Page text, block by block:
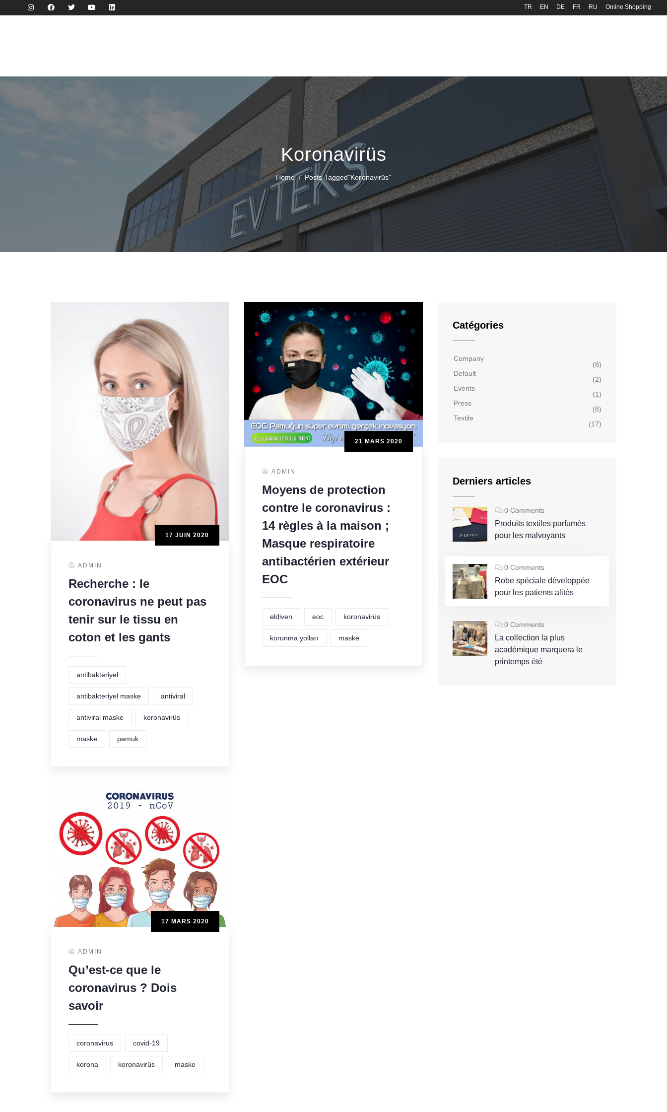
TR EN DE FR RU Online Shopping
Koronavirüs
Home Posts Tagged"koronavirüs"
17 JUIN 2020
ADMIN
Recherche : le
coronavirus ne peut pas
tenir sur le tissu en
coton et les gants
antibakteriyel
antibakteriyel maske antiviral
antiviral maske koronavirüs
maske pamuk
21 MARS 2020
ADMIN
Moyens de protection
contre le coronavirus :
14 règles à la maison ;
Masque respiratoire
antibactérien extérieur
EOC
eldiven eoc koronavirüs
korunma yolları maske
17 MARS 2020
ADMIN
Qu’est-ce que le
coronavirus ? Dois
savoir
coronavirus covid-19
korona koronavirüs maske
Catégories
Company
(8)
Default
(2)
Events
(1)
Press
(8)
Textile
(17)
Derniers articles
0 Comments
Produits textiles parfumés
pour les malvoyants
0 Comments
Robe spéciale développée
pour les patients alités
0 Comments
La collection la plus
académique marquera le
printemps été